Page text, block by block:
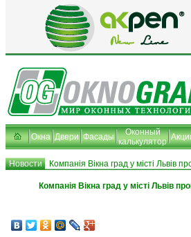
Окна Двери Фасады
Оконный
калькулятор
Новости Компанія Вікна град у місті Львів
Компанія Вікна град у місті Львів